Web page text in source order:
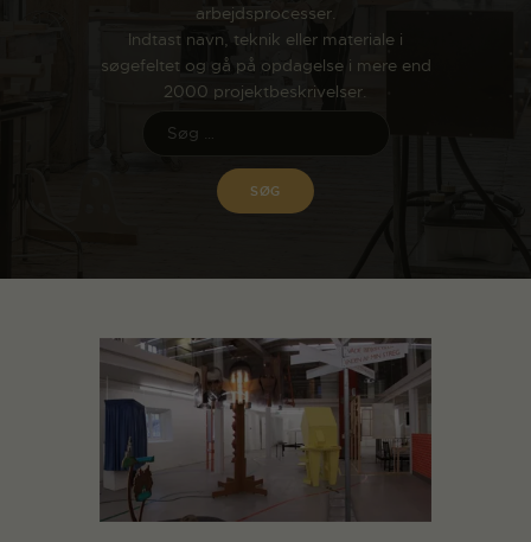
arbejdsprocesser.
Indtast navn, teknik eller materiale i
søgefeltet og gå på opdagelse i mere end
2000 projektbeskrivelser.